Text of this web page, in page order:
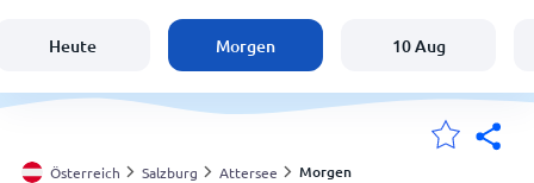
Schweiz
Deutschland
Heute Morgen 10 Aug
Österreich Salzburg Attersee Morgen